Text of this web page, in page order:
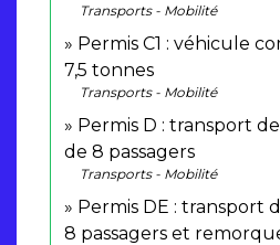
Transports - Mobilité
Permis C1 : véhicule
7,5 tonnes
Transports - Mobilité
Permis D : transport
de 8 passagers
Transports - Mobilité
Permis DE : transport
8 passagers et